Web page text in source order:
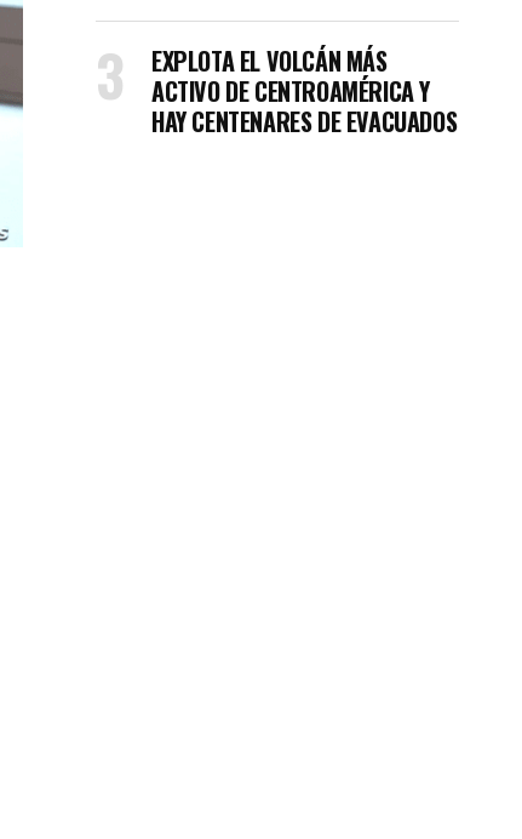
EXPLOTA EL VOLCÁN MÁS
ACTIVO DE CENTROAMÉRICA Y
HAY CENTENARES DE EVACUADOS